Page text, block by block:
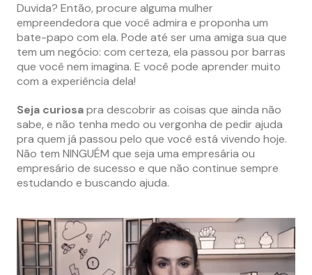
Duvida? Então, procure alguma mulher
empreendedora que você admira e proponha um
bate-papo com ela. Pode até ser uma amiga sua que
tem um negócio: com certeza, ela passou por barras
que você nem imagina. E você pode aprender muito
com a experiência dela!
Seja curiosapra descobrir as coisas que ainda não
sabe, e não tenha medo ou vergonha de pedir ajuda
pra quem já passou pelo que você está vivendo hoje.
Não tem NINGUÉM que seja uma empresária ou
empresário de sucesso e que não continue sempre
estudando e buscando ajuda.